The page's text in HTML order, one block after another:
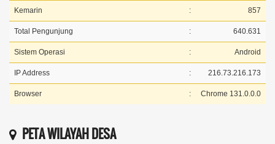
Kemarin : 857
Total Pengunjung : 640.631
Sistem Operasi : Android
IP Address : 216.73.216.173
Browser : Chrome 131.0.0.0
PETA WILAYAH DESA